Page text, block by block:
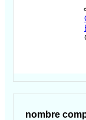
nombre